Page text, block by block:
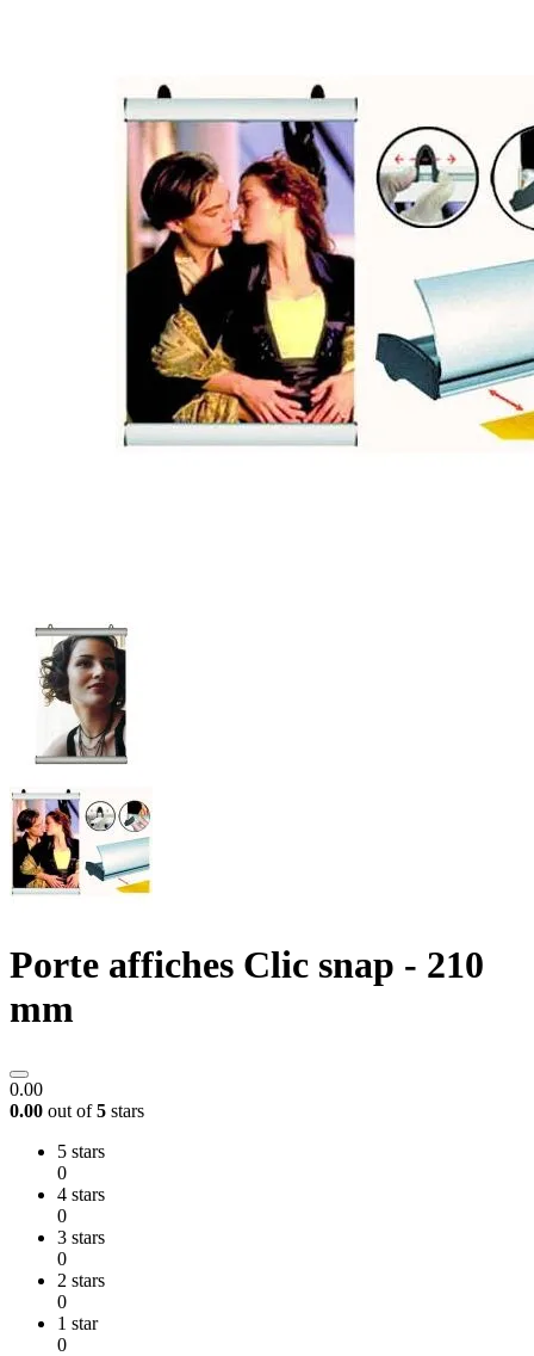
Porte affiches Clic snap - 210
mm
0.00
0.00 out of5 stars
5 stars
0
4 stars
0
3 stars
0
2 stars
0
1 star
0